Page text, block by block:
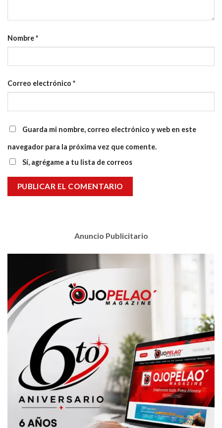
Nombre*
Correo electrónico *
Guarda mi nombre, correo electrónico y web en este
navegador para la próxima vez que comente.
Sí, agrégame a tu lista de correos
Anuncio Publicitario